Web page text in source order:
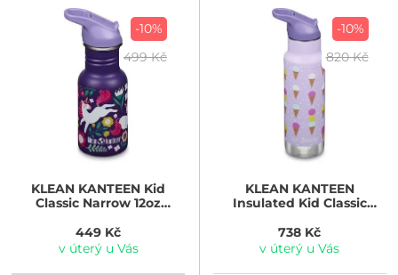
-10%
499 Kč
KLEAN KANTEEN Kid
Classic Narrow 12oz
leaping unicorns 355 ml
449 Kč
v úterý u Vás
-10%
820 Kč
KLEAN KANTEEN
Insulated Kid Classic
Sport Cap) - ice cream
738 Kč
v úterý u Vás